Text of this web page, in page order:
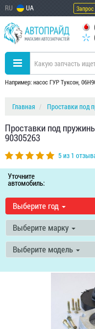
RU UA
Например: насос ГУР Туксон,
Главная Проставки под
Проставки под
90305263
5 из 1
Уточните
автомобиль:
Выберите год
Выберите марку
Выберите модель